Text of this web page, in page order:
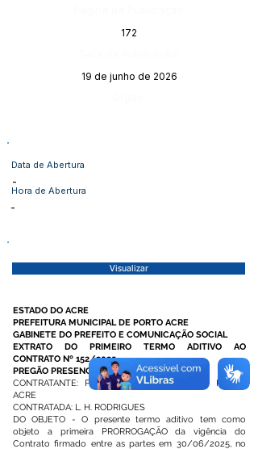
172
19 de junho de 2026
Data de Abertura
-
Hora de Abertura
-
Visualizar
ESTADO DO ACRE
PREFEITURA MUNICIPAL DE PORTO ACRE
GABINETE DO PREFEITO E COMUNICAÇÃO SOCIAL
EXTRATO DO PRIMEIRO TERMO ADITIVO AO
CONTRATO Nº 152/2025
PREGÃO PRESENCIAL SRP Nº 003/2025
CONTRATANTE: PREFEITURA MUNICIPAL DE PORTO
ACRE
CONTRATADA: L. H. RODRIGUES
DO OBJETO - O presente termo aditivo tem como
objeto a primeira PRORROGAÇÃO da vigência do
Contrato firmado entre as partes em 30/06/2025, no